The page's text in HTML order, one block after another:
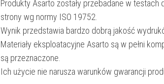
Produkty Asarto zostały przebadane w testach
strony wg normy ISO 19752.
Wynik przedstawia bardzo dobrą jakość
Materiały eksploatacyjne Asarto są w pełni
są przeznaczone.
Ich użycie nie narusza warunków gwarancji